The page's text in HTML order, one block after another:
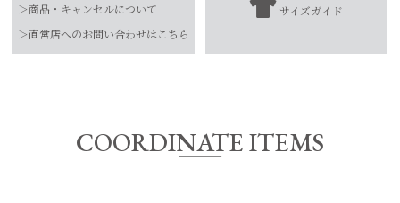
お手入れ方法
水洗い可
*詳しくは商品の洗濯表示にてご確認をお願
【お届け希望日につきまして】
予めご了承くださいませ。
＞商品・キャンセルについて
＞直営店へのお問い合わせはこちら
サイズガイド
COORDINATE ITEMS